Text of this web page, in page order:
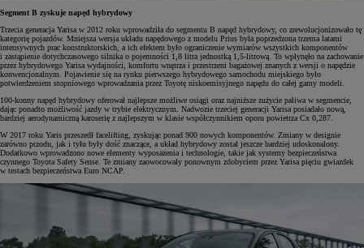
Segment B zyskuje napęd hybrydowy
Trzecia generacja Yarisa w 2012 roku wprowadziła do segmentu B napęd hybrydowy, co zrewolucjonizowało tę
kategorię pojazdów. Mniejsza wersja układu napędowego z modelu Prius była poprzedzona trzema latami
intensywnych prac konstruktorskich, a ich efektem było ograniczenie wymiarów wszystkich komponentów
i zastąpienie dotychczasowego silnika o pojemności 1,8 litra jednostką 1,5-litrową. To wpłynęło na zachowanie
przez hybrydowego Yarisa wydajności, komfortu wnętrza i przestrzeni bagażowej znanych z wersji o napędzie
konwencjonalnym. Pojawienie się na rynku pierwszego hybrydowego samochodu miejskiego było
potwierdzeniem stopniowego wprowadzania przez Toyotę niskoemisyjnego napędu do całej gamy modeli.
100-konny napęd hybrydowy oferował najlepsze możliwe osiągi oraz najniższe zużycie paliwa w segmencie,
dając ponadto możliwość jazdy w trybie elektrycznym. Nadwozie trzeciej generacji Yarisa posiadało nową,
bardziej aerodynamiczną karoserię z najlepszym w klasie współczynnikiem oporu powietrza Cx 0,287.
W 2017 roku Yaris przeszedł facelifting, zyskując ponad 900 nowych komponentów. Zmiany w designie
zarówno przodu, jak i tyłu były dość znaczące, a układ hybrydowy został jeszcze bardziej udoskonalony.
Dodatkowo wprowadzono nowe elementy wyposażenia i technologie, takie jak systemy bezpieczeństwa
czynnego Toyota Safety Sense. Te zmiany zaowocowały ponownym zdobyciem przez Yarisa pięciu gwiazdek
w testach bezpieczeństwa Euro NCAP.